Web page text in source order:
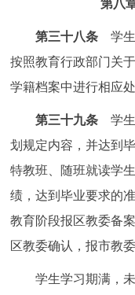
第八
第三十八条 学生
按照教育行政部门关
学籍档案中进行相应处
第三十九条 学生
划规定内容，并达到
特教班、随班就读学
绩，达到毕业要求的
教育阶段报区教委备
区教委确认，报市教
学生学习期满，未